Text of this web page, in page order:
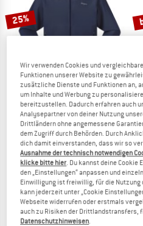
25%
BERGANS
Essentials 2.5L Shell Jacket
Regenjacke
179,95 €134,96 €
(0)
Wir verwenden Cookies und
Funktionen unserer Website zu
zusätzliche Dienste und Funktionen an,
um Inhalte und Werbung zu
bereitzustellen. Dadurch erfahren auch
Analysepartner von deiner Nutzung
Drittländern ohne angemessene
dem Zugriff durch Behörden. Durch
dich damit einverstanden, dass wir so
Ausnahme der technisch notwendigen
klicke bitte hier . Du kannst deine
den „Einstellungen“ anpassen und
Einwilligung ist freiwillig, für die
kann jederzeit unter „Cookie
Webseite widerrufen oder erstmals
auch zu Risiken der Drittlandstransfers,
Datenschutzhinweisen